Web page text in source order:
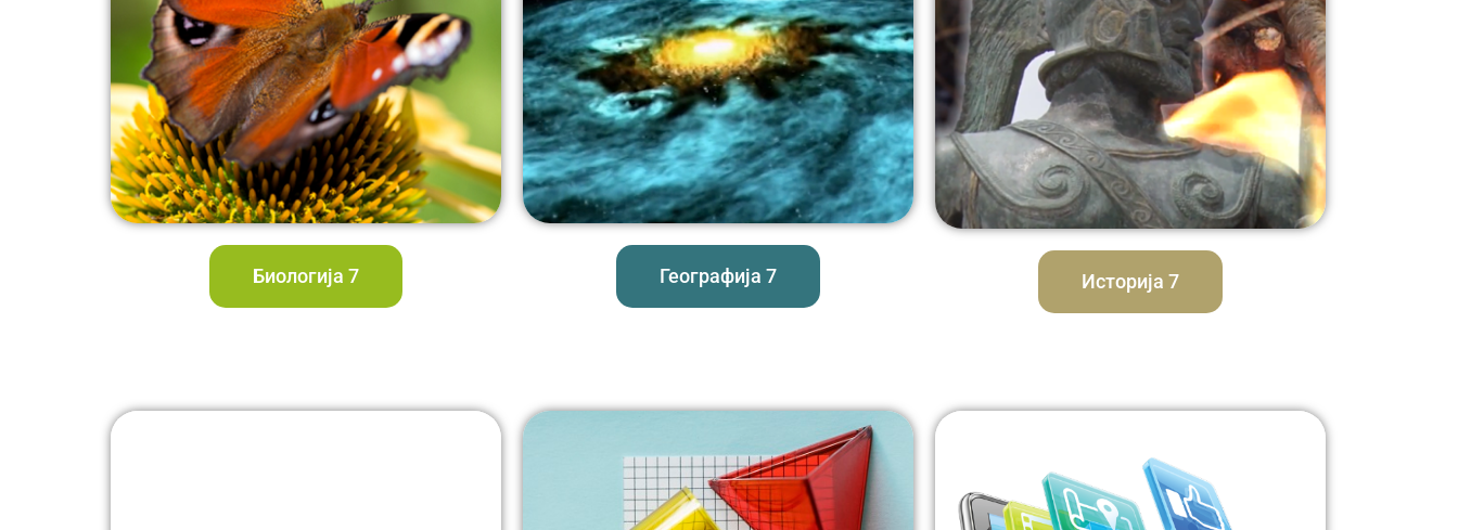
Биологија 7 Географија 7 Историја 7